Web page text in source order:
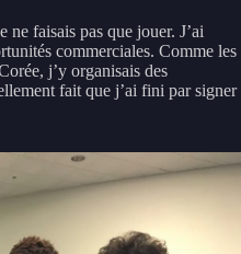
faisais pas que jouer. J’ai
commerciales. Comme les
j’y organisais des
fait que j’ai fini par signer